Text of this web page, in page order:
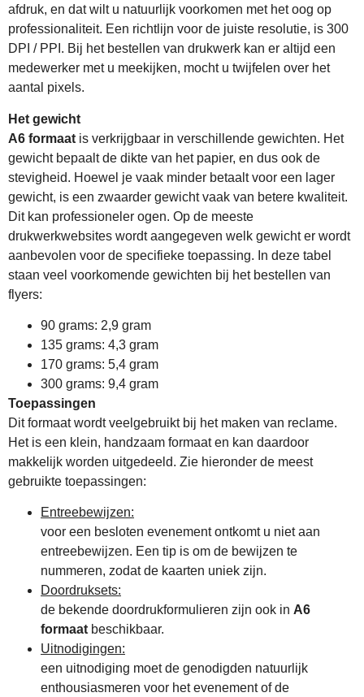
afdruk, en dat wilt u natuurlijk voorkomen met het oog op
professionaliteit. Een richtlijn voor de juiste resolutie, is 300
DPI / PPI. Bij het bestellen van drukwerk kan er altijd een
medewerker met u meekijken, mocht u twijfelen over het
aantal pixels.
Het gewicht
A6 formaat is verkrijgbaar in verschillende gewichten. Het
gewicht bepaalt de dikte van het papier, en dus ook de
stevigheid. Hoewel je vaak minder betaalt voor een lager
gewicht, is een zwaarder gewicht vaak van betere kwaliteit.
Dit kan professioneler ogen. Op de meeste
drukwerkwebsites wordt aangegeven welk gewicht er wordt
aanbevolen voor de specifieke toepassing. In deze tabel
staan veel voorkomende gewichten bij het bestellen van
flyers:
90 grams: 2,9 gram
135 grams: 4,3 gram
170 grams: 5,4 gram
300 grams: 9,4 gram
Toepassingen
Dit formaat wordt veelgebruikt bij het maken van reclame.
Het is een klein, handzaam formaat en kan daardoor
makkelijk worden uitgedeeld. Zie hieronder de meest
gebruikte toepassingen:
Entreebewijzen:
voor een besloten evenement ontkomt u niet aan
entreebewijzen. Een tip is om de bewijzen te
nummeren, zodat de kaarten uniek zijn.
Doordruksets:
de bekende doordrukformulieren zijn ook in A6
formaat beschikbaar.
Uitnodigingen:
een uitnodiging moet de genodigden natuurlijk
enthousiasmeren voor het evenement of de